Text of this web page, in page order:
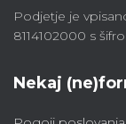
Podjetje je
8114102000 s
Nekaj